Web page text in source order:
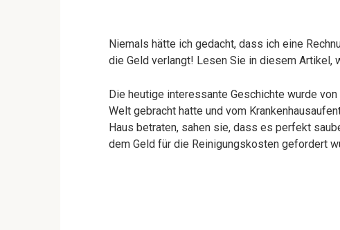
Niemals hätte ich gedacht, dass ich eine
die Geld verlangt! Lesen Sie in diesem Artikel,
Die heutige interessante Geschichte wurde
Welt gebracht hatte und vom
Haus betraten, sahen sie, dass es perfekt
dem Geld für die Reinigungskosten gefordert